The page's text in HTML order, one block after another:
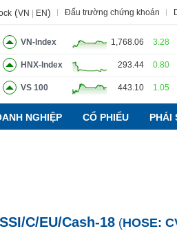
(VN EN) Đấu trường chứng khoán
VN-Index 1,768.06 3.28
HNX-Index 293.44 0.80
VS 100 443.10 1.05
NGHIỆP CỔ PHIẾU PHÁI
C/EU/Cash-18 (HOSE:
khoán Lãnh đạo Tin tức